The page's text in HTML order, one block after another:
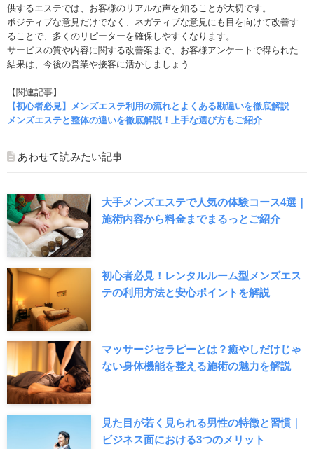
供するエステでは、お客様のリアルな声を知ることが大切です。
ポジティブな意見だけでなく、ネガティブな意見にも目を向けて改善す
ることで、多くのリピーターを確保しやすくなります。
サービスの質や内容に関する改善案まで、お客様アンケートで得られた
結果は、今後の営業や接客に活かしましょう
【関連記事】
【初心者必見】メンズエステ利用の流れとよくある勘違いを徹底解説
メンズエステと整体の違いを徹底解説！上手な選び方もご紹介
あわせて読みたい記事
大手メンズエステで人気の体験コース4選｜
施術内容から料金までまるっとご紹介
初心者必見！レンタルルーム型メンズエス
テの利用方法と安心ポイントを解説
マッサージセラピーとは？癒やしだけじゃ
ない身体機能を整える施術の魅力を解説
見た目が若く見られる男性の特徴と習慣｜
ビジネス面における3つのメリット